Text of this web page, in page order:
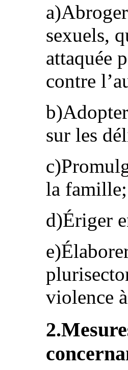
sexuels,
attaquée
contre
sur les
la famille;
d)Ériger
violence